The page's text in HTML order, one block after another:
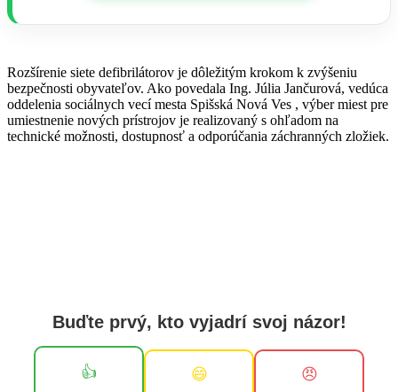
Rozšírenie siete defibrilátorov je dôležitým krokom k zvýšeniu
bezpečnosti obyvateľov. Ako povedala Ing. Júlia Jančurová, vedúca
oddelenia sociálnych vecí mesta Spišská Nová Ves , výber miest pre
umiestnenie nových prístrojov je realizovaný s ohľadom na
technické možnosti, dostupnosť a odporúčania záchranných zložiek.
Buďte prvý, kto vyjadrí svoj názor!
👍 😄 😠